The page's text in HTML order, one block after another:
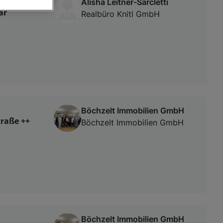
Realbüro Knitl GmbH
++
Böchzelt Immobilien GmbH
Böchzelt Immobilien GmbH
Böchzelt Immobilien GmbH
oder Zugriff